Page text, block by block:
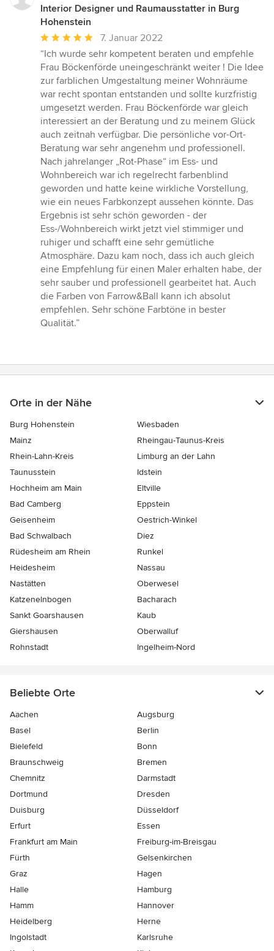
Interior Designer und Raumausstatter in Burg
Hohenstein
Durchschnittliche
Bewertung:
5
von
5
Sternen
7. Januar 2022
“Ich wurde sehr kompetent beraten und empfehle
Frau Böckenförde uneingeschränkt weiter ! Die Idee
zur farblichen Umgestaltung meiner Wohnräume
war recht spontan entstanden und sollte kurzfristig
umgesetzt werden. Frau Böckenförde war gleich
interessiert an der Beratung und zu meinem Glück
auch zeitnah verfügbar. Die persönliche vor-Ort-
Beratung war sehr angenehm und professionell.
Nach jahrelanger „Rot-Phase“ im Ess- und
Wohnbereich war ich regelrecht farbenblind
geworden und hatte keine wirkliche Vorstellung,
wie ein neues Farbkonzept aussehen könnte. Das
Ergebnis ist sehr schön geworden - der
Ess-/Wohnbereich wirkt jetzt viel stimmiger und
ruhiger und schafft eine sehr gemütliche
Atmosphäre. Dazu kam noch, dass ich auch gleich
eine Empfehlung für einen Maler erhalten habe, der
sehr sauber und professionell gearbeitet hat. Auch
die Farben von Farrow&Ball kann ich absolut
empfehlen. Sehr schöne Farbtöne in bester
Qualität.”
Orte in der Nähe
Burg Hohenstein
Wiesbaden
Mainz
Rheingau-Taunus-Kreis
Rhein-Lahn-Kreis
Limburg an der Lahn
Taunusstein
Idstein
Hochheim am Main
Eltville
Bad Camberg
Eppstein
Geisenheim
Oestrich-Winkel
Bad Schwalbach
Diez
Rüdesheim am Rhein
Runkel
Heidesheim
Nassau
Nastätten
Oberwesel
Katzenelnbogen
Bacharach
Sankt Goarshausen
Kaub
Giershausen
Oberwalluf
Rohnstadt
Ingelheim-Nord
Beliebte Orte
Aachen
Augsburg
Basel
Berlin
Bielefeld
Bonn
Braunschweig
Bremen
Chemnitz
Darmstadt
Dortmund
Dresden
Duisburg
Düsseldorf
Erfurt
Essen
Frankfurt am Main
Freiburg-im-Breisgau
Fürth
Gelsenkirchen
Graz
Hagen
Halle
Hamburg
Hamm
Hannover
Heidelberg
Herne
Ingolstadt
Karlsruhe